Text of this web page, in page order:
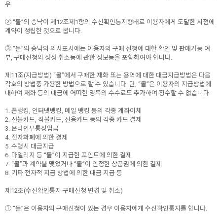
우
② “몰”의 승낙이 제12조제1항의 수신확인통지형태로 이용자에게 도달한 시점에
계약이 성립한 것으로 봅니다.
③ “몰”의 승낙의 의사표시에는 이용자의 구매 신청에 대한 확인 및 판매가능 여
부, 구매신청의 정정 취소등에 관한 정보등을 포함하여야 합니다.
제11조(지급방법) “몰”에서 구매한 재화 또는 용역에 대한 대금지급방법은 다음
각호의 방법중 가용한 방법으로 할 수 있습니다. 단, “몰”은 이용자의 지급방법에
대하여 재화 등의 대금에 어떠한 명목의 수수료도 추가하여 징수할 수 없습니다.
1. 폰뱅킹, 인터넷뱅킹, 메일 뱅킹 등의 각종 계좌이체
2. 선불카드, 직불카드, 신용카드 등의 각종 카드 결제
3. 온라인무통장입금
4. 전자화폐에 의한 결제
5. 수령시 대금지급
6. 마일리지 등 “몰”이 지급한 포인트에 의한 결제
7. “몰”과 계약을 맺었거나 “몰”이 인정한 상품권에 의한 결제
8. 기타 전자적 지급 방법에 의한 대금 지급 등
제12조(수신확인통지·구매신청 변경 및 취소)
① “몰”은 이용자의 구매신청이 있는 경우 이용자에게 수신확인통지를 합니다.